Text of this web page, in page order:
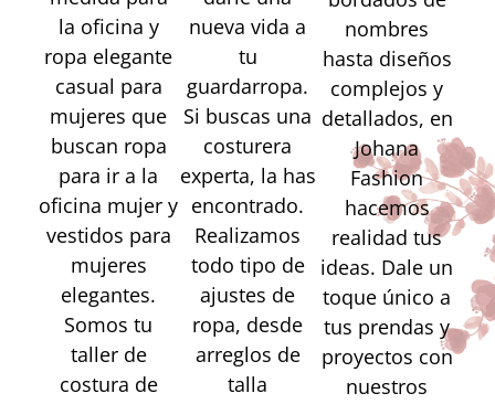
la oficina y
ropa elegante
casual para
mujeres que
buscan ropa
para ir a la
oficina mujer y
vestidos para
mujeres
elegantes.
Somos tu
taller de
costura de
nueva vida a
tu
guardarropa.
Si buscas una
costurera
experta, la has
encontrado.
Realizamos
todo tipo de
ajustes de
ropa, desde
arreglos de
talla
nombres
hasta diseños
complejos y
detallados, en
Johana
Fashion
hacemos
realidad tus
ideas. Dale un
toque único a
tus prendas y
proyectos con
nuestros